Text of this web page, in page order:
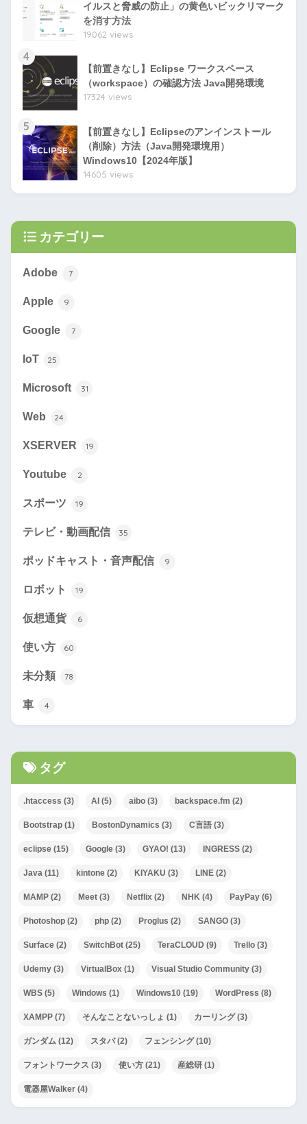
イルスと脅威の防止」の黄色いビックリマーク
を消す方法
19062 views
4
【前置きなし】Eclipse ワークスペース
（workspace）の確認方法 Java開発環境
17324 views
5
【前置きなし】Eclipseのアンインストール
（削除）方法（Java開発環境用）
Windows10【2024年版】
14605 views
カテゴリー
Adobe 7
Apple 9
Google 7
IoT 25
Microsoft 31
Web 24
XSERVER 19
Youtube 2
スポーツ 19
テレビ・動画配信 35
ポッドキャスト・音声配信 9
ロボット 19
仮想通貨 6
使い方 60
未分類 78
車 4
タグ
.htaccess (3) AI (5) aibo (3) backspace.fm (2)
Bootstrap (1) BostonDynamics (3) C言語 (3)
eclipse (15) Google (3) GYAO! (13) INGRESS (2)
Java (11) kintone (2) KIYAKU (3) LINE (2)
MAMP (2) Meet (3) Netflix (2) NHK (4) PayPay (6)
Photoshop (2) php (2) Proglus (2) SANGO (3)
Surface (2) SwitchBot (25) TeraCLOUD (9) Trello (3)
Udemy (3) VirtualBox (1) Visual Studio Community (3)
WBS (5) Windows (1) Windows10 (19) WordPress (8)
XAMPP (7) そんなことないっしょ (1) カーリング(3)
ガンダム (12) スタバ(2) フェンシング(10)
フォントワークス (3) 使い方 (21) 産総研 (1)
電器屋Walker (4)